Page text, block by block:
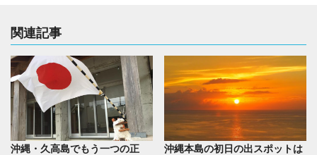
関連記事
沖縄・久高島でもう一つの正
沖縄本島の初日の出スポットは